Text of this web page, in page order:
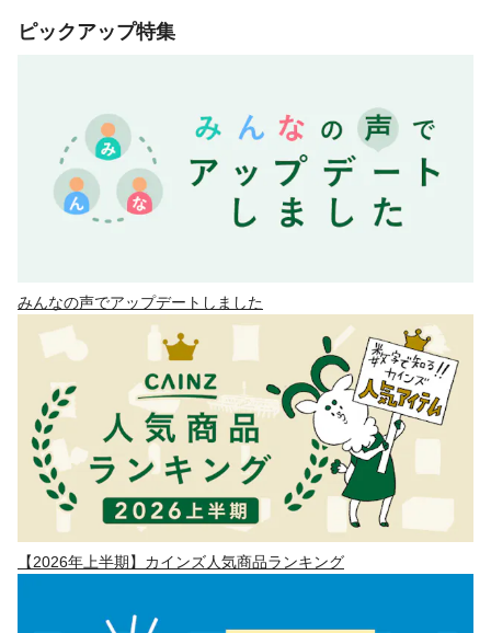
ピックアップ特集
みんなの声でアップデートしました
【2026年上半期】カインズ人気商品ランキング